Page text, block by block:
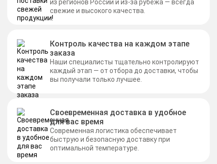
из регионов России и из-за рубежа — всегда
свежие и высокого качества.
Контроль качества на каждом этапе
заказа
Наши специалисты тщательно контролируют
каждый этап — от отбора до доставки, чтобы
вы получали только лучшее.
Своевременная доставка в удобное
для вас время
Современная логистика обеспечивает
быструю и безопасную доставку при
оптимальной температуре.